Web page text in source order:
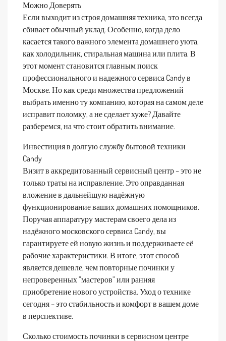
Можно Доверять
Если выходит из строя домашняя техника, это всегда
сбивает обычный уклад. Особенно, когда дело
касается такого важного элемента домашнего уюта,
как холодильник, стиральная машина или плита. В
этот момент становится главным поиск
профессионального и надежного сервиса Candy в
Москве. Но как среди множества предложений
выбрать именно ту компанию, которая на самом деле
исправит поломку, а не сделает хуже? Давайте
разберемся, на что стоит обратить внимание.
Инвестиция в долгую службу бытовой техники
Candy
Визит в аккредитованный сервисный центр – это не
только траты на исправление. Это оправданная
вложение в дальнейшую надёжную
функционирование ваших домашних помощников.
Поручая аппаратуру мастерам своего дела из
надёжного московского сервиса Candy, вы
гарантируете ей новую жизнь и поддерживаете её
рабочие характеристики. В итоге, этот способ
является дешевле, чем повторные починки у
непроверенных ”мастеров” или ранняя
приобретение нового устройства. Уход о технике
сегодня – это стабильность и комфорт в вашем доме
в перспективе.
Сколько стоимость починки в сервисном центре